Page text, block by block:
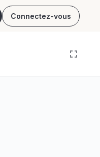
Connectez-vous